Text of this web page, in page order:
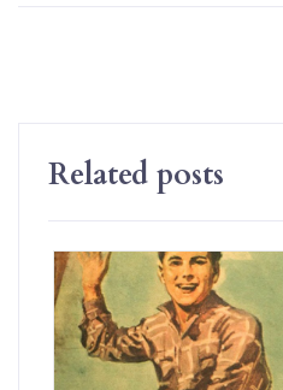
Related posts